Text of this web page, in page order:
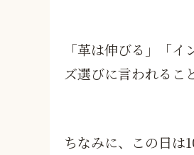
「革は伸びる」「
ズ選びに言われるこ
ちなみに、この日は